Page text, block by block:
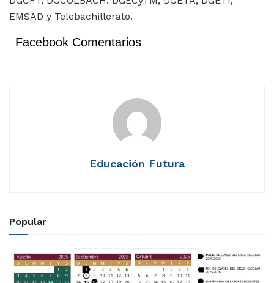
EMSAD y Telebachillerato.
Facebook Comentarios
Educación Futura
Popular